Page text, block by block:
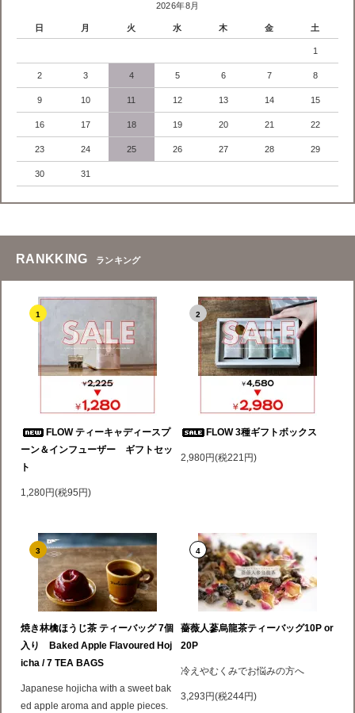
2026年8月
日 月 火 水 木 金 土
1
2 3 4 5 6 7 8
9 10 11 12 13 14 15
16 17 18 19 20 21 22
23 24 25 26 27 28 29
30 31
RANKKING ランキング
1
FLOW ティーキャディースプ
ーン＆インフューザー ギフトセッ
ト
1,280円(税95円)
2
FLOW 3種ギフトボックス
2,980円(税221円)
3
焼き林檎ほうじ茶 ティーバッグ 7個
入り Baked Apple Flavoured Hoj
icha / 7 TEA BAGS
Japanese hojicha with a sweet bak
ed apple aroma and apple pieces.
4
薔薇人蔘烏龍茶ティーバッグ10P or
20P
冷えやむくみでお悩みの方へ
3,293円(税244円)